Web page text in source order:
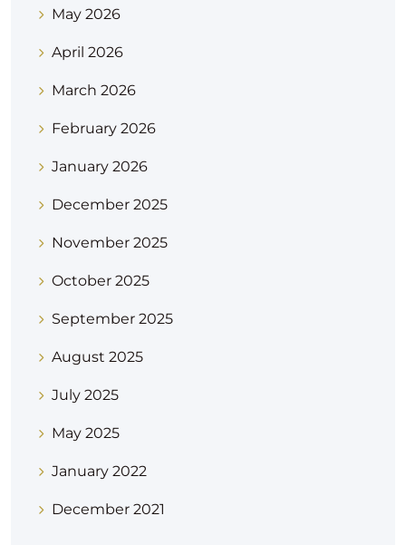
May 2026
April 2026
March 2026
February 2026
January 2026
December 2025
November 2025
October 2025
September 2025
August 2025
July 2025
May 2025
January 2022
December 2021